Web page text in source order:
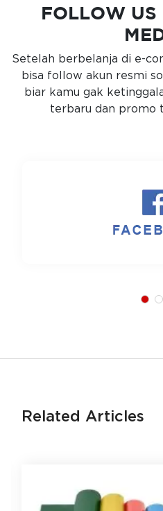
FOLLOW
Setelah berbelanja di e-
bisa follow akun resmi
biar kamu gak
terbaru dan promo
Related Articles